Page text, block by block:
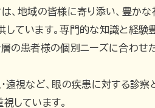
、地域の皆様に寄り添い、豊か
しています。専門的な知識と経験
の患者様の個別ニーズに合わせ
遠視など、眼の疾患に対する診察
しています。